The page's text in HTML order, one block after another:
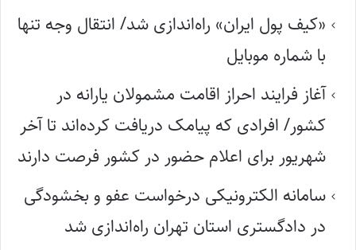
«کیف پول ایران» راه‌اندازی شد/ انتقال وجه تنها
با شماره موبایل
آغاز فرایند احراز اقامت مشمولان یارانه در
کشور/ افرادی که پیامک دریافت کرده‌اند تا آخر
شهریور برای اعلام حضور در کشور فرصت دارند
سامانه الکترونیکی درخواست عفو و بخشودگی
در دادگستری استان تهران راه‌اندازی شد